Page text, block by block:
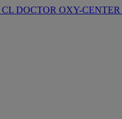
CL DOCTOR OXY-CENTER